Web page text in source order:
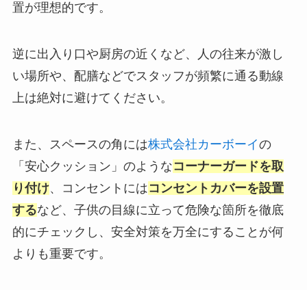
置が理想的です。
逆に出入り口や厨房の近くなど、人の往来が激し
い場所や、配膳などでスタッフが頻繁に通る動線
上は絶対に避けてください。
また、スペースの角には株式会社カーボーイの
「安心クッション」のようなコーナーガードを取
り付け、コンセントにはコンセントカバーを設置
するなど、子供の目線に立って危険な箇所を徹底
的にチェックし、安全対策を万全にすることが何
よりも重要です。